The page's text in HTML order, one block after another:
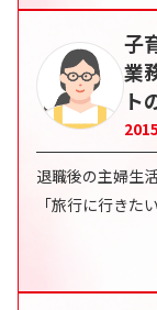
子
業
ト
退職後の主婦生
「旅行に行きた